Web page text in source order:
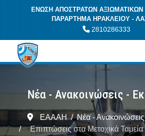
ΕΝΩΣΗ ΑΠΟΣΤΡΑΤΩΝ
ΠΑΡΑΡΤΗΜΑ ΗΡΑΚΛΕΙΟΥ -
2810286333
Νέα - Ανακοινώσεις -
ΕΑΑΑΗ
Νέα -
Επιπτώσεις στα Μετοχικά